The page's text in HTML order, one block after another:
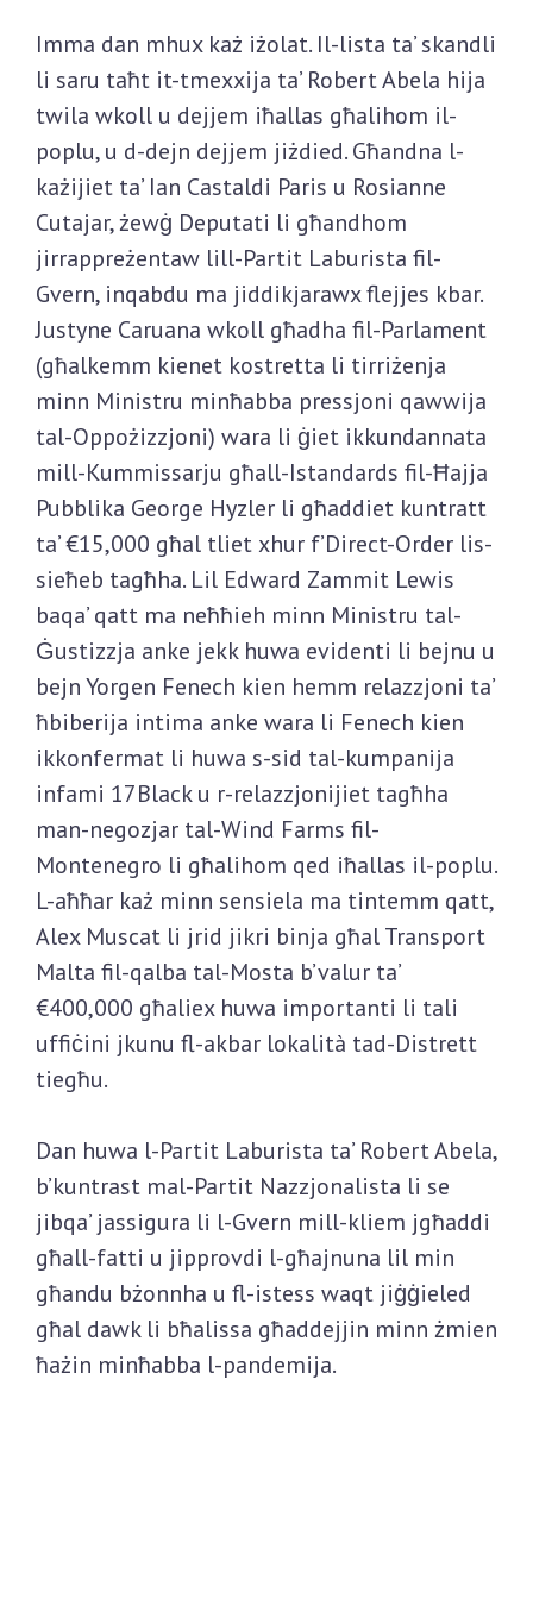
Imma dan mhux każ iżolat. Il-lista ta’ skandli
li saru taħt it-tmexxija ta’ Robert Abela hija
twila wkoll u dejjem iħallas għalihom il-
poplu, u d-dejn dejjem jiżdied. Għandna l-
każijiet ta’ Ian Castaldi Paris u Rosianne
Cutajar, żewġ Deputati li għandhom
jirrappreżentaw lill-Partit Laburista fil-
Gvern, inqabdu ma jiddikjarawx flejjes kbar.
Justyne Caruana wkoll għadha fil-Parlament
(għalkemm kienet kostretta li tirriżenja
minn Ministru minħabba pressjoni qawwija
tal-Oppożizzjoni) wara li ġiet ikkundannata
mill-Kummissarju għall-Istandards fil-Ħajja
Pubblika George Hyzler li għaddiet kuntratt
ta’ €15,000 għal tliet xhur f’Direct-Order lis-
sieħeb tagħha. Lil Edward Zammit Lewis
baqa’ qatt ma neħħieh minn Ministru tal-
Ġustizzja anke jekk huwa evidenti li bejnu u
bejn Yorgen Fenech kien hemm relazzjoni ta’
ħbiberija intima anke wara li Fenech kien
ikkonfermat li huwa s-sid tal-kumpanija
infami 17Black u r-relazzjonijiet tagħha
man-negozjar tal-Wind Farms fil-
Montenegro li għalihom qed iħallas il-poplu.
L-aħħar każ minn sensiela ma tintemm qatt,
Alex Muscat li jrid jikri binja għal Transport
Malta fil-qalba tal-Mosta b’valur ta’
€400,000 għaliex huwa importanti li tali
uffiċini jkunu fl-akbar lokalità tad-Distrett
tiegħu.
Dan huwa l-Partit Laburista ta’ Robert Abela,
b’kuntrast mal-Partit Nazzjonalista li se
jibqa’ jassigura li l-Gvern mill-kliem jgħaddi
għall-fatti u jipprovdi l-għajnuna lil min
għandu bżonnha u fl-istess waqt jiġġieled
għal dawk li bħalissa għaddejjin minn żmien
ħażin minħabba l-pandemija.